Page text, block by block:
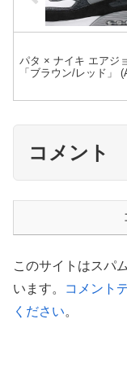
パタ × ナイキ エアジ
「ブラウン/レッド」
コメント
このサイトはスパ
います。
コメント
ください。